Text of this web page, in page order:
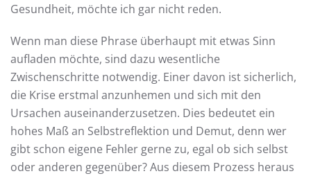
Gesundheit, möchte ich gar nicht reden.
Wenn man diese Phrase überhaupt mit etwas Sinn
aufladen möchte, sind dazu wesentliche
Zwischenschritte notwendig. Einer davon ist sicherlich,
die Krise erstmal anzunhemen und sich mit den
Ursachen auseinanderzusetzen. Dies bedeutet ein
hohes Maß an Selbstreflektion und Demut, denn wer
gibt schon eigene Fehler gerne zu, egal ob sich selbst
oder anderen gegenüber? Aus diesem Prozess heraus